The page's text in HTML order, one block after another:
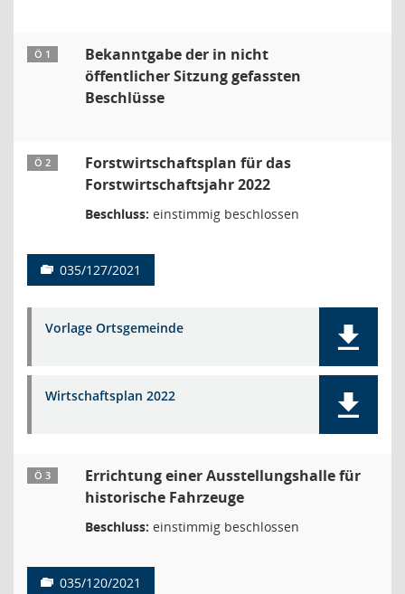
Ö 1
Bekanntgabe der in nicht
öffentlicher Sitzung gefassten
Beschlüsse
Ö 2
Forstwirtschaftsplan für das
Forstwirtschaftsjahr 2022
Beschluss: einstimmig beschlossen
035/127/2021
Vorlage Ortsgemeinde
Wirtschaftsplan 2022
Ö 3
Errichtung einer Ausstellungshalle für
historische Fahrzeuge
Beschluss: einstimmig beschlossen
035/120/2021